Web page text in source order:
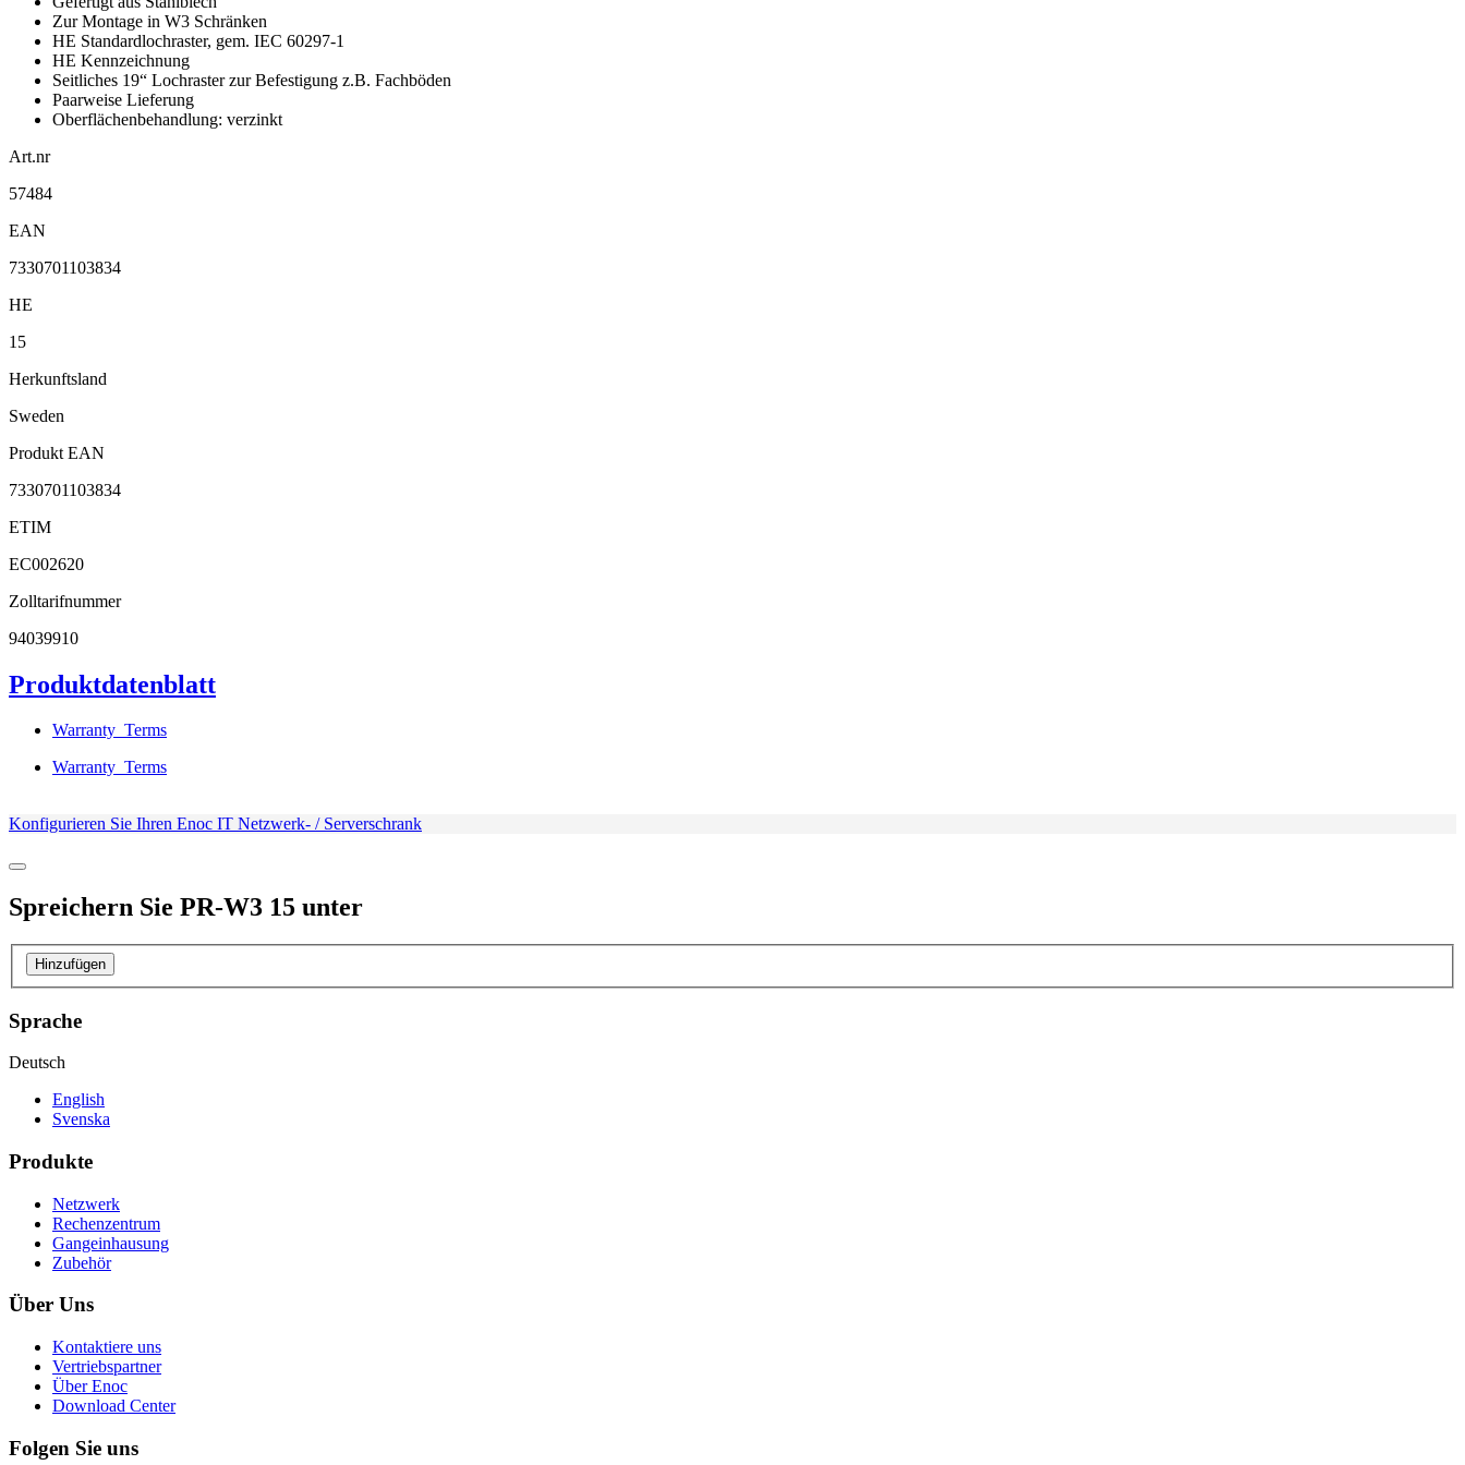
Zur Montage in W3 Schränken
HE Standardlochraster, gem. IEC 60297-1
HE Kennzeichnung
Seitliches 19“ Lochraster zur Befestigung z.B. Fachböden
Paarweise Lieferung
Oberflächenbehandlung: verzinkt
Art.nr
57484
EAN
7330701103834
HE
15
Herkunftsland
Sweden
Produkt EAN
7330701103834
ETIM
EC002620
Zolltarifnummer
94039910
Produktdatenblatt
Warranty_Terms
Warranty_Terms
Konfigurieren Sie Ihren Enoc IT Netzwerk- / Serverschrank
Spreichern Sie PR-W3 15 unter
Hinzufügen
Sprache
Deutsch
English
Svenska
Produkte
Netzwerk
Rechenzentrum
Gangeinhausung
Zubehör
Über Uns
Kontaktiere uns
Vertriebspartner
Über Enoc
Download Center
Folgen Sie uns